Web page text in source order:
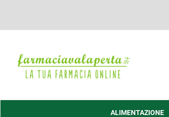
Valaperta
ALIMENTAZIONE